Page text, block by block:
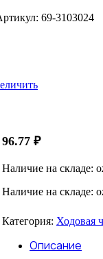
69-3103024
96.77 ₽
Наличие на складе:
Наличие на складе:
Категория: Ходовая
Описание